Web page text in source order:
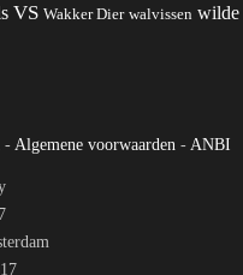
VS Wakker Dier walvissen wilde
- Algemene voorwaarden - ANBI